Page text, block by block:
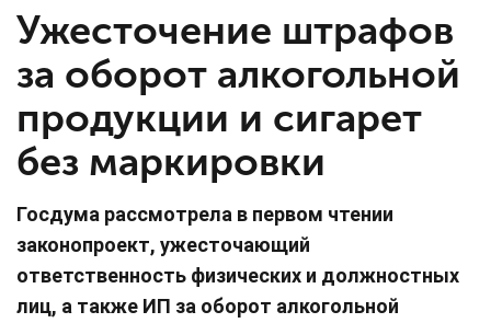
Ужесточение штрафов
за оборот алкогольной
продукции и сигарет
без маркировки
Госдума рассмотрела в первом чтении
законопроект, ужесточающий
ответственность физических и должностных
лиц, а также ИП за оборот алкогольной